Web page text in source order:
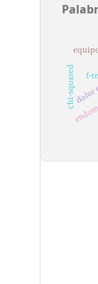
chi-squared f-